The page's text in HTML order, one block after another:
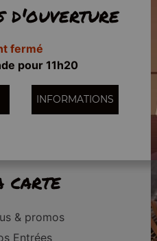
d'ouverture
fermé
pour 11h20
INFORMATIONS
carte
& promos
Entrées